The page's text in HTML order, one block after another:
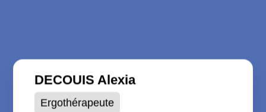
DECOUIS Alexia
Ergothérapeute